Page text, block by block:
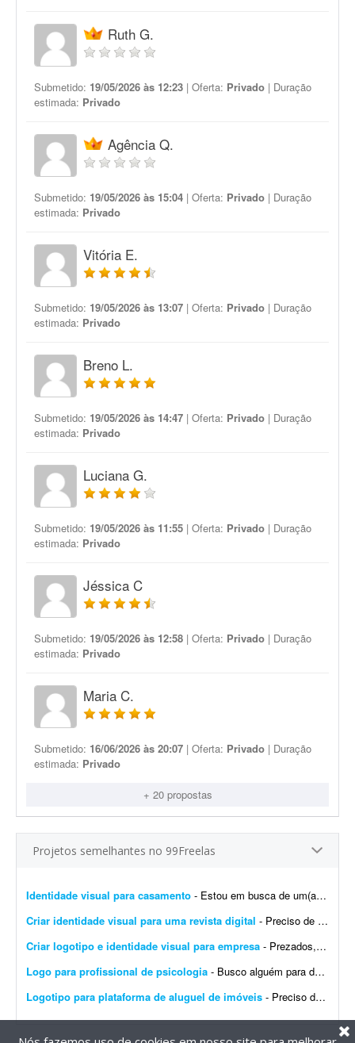
Ruth G.
Submetido: 19/05/2026 às 12:23 | Oferta: Privado | Duração
estimada: Privado
Agência Q.
Submetido: 19/05/2026 às 15:04 | Oferta: Privado | Duração
estimada: Privado
Vitória E.
Submetido: 19/05/2026 às 13:07 | Oferta: Privado | Duração
estimada: Privado
Breno L.
Submetido: 19/05/2026 às 14:47 | Oferta: Privado | Duração
estimada: Privado
Luciana G.
Submetido: 19/05/2026 às 11:55 | Oferta: Privado | Duração
estimada: Privado
Jéssica C
Submetido: 19/05/2026 às 12:58 | Oferta: Privado | Duração
estimada: Privado
Maria C.
Submetido: 16/06/2026 às 20:07 | Oferta: Privado | Duração
estimada: Privado
+ 20 propostas
Projetos semelhantes no 99Freelas
Identidade visual para casamento - Estou em busca de um(a) designer para desenvolver a identidade visual para o meu casamento. O estilo será inspirado no universo medieval/encantado; temos como referência O Senhor dos A...
Criar identidade visual para uma revista digital - Preciso de uma identidade visual para uma revista digital. Logo, destaques, materiais de apoio, como caneca, camisa, todo branding.
Criar logotipo e identidade visual para empresa - Prezados, tenho uma pessoa em mente para o trabalho e a direcionarei a este projeto. Trata-se da criação de logotipo e identidade visual para a empresa do agronegócio Agromation.
Logo para profissional de psicologia - Busco alguém para desenvolver uma identidade visual para meu instagram como profissional de psicologia.
Logotipo para plataforma de aluguel de imóveis - Preciso de um designer para produzir os arquivos finais de um logotipo já 100% definido. Não é um trabalho de criação ou conceito - o logotipo, as cores, a tipogr...